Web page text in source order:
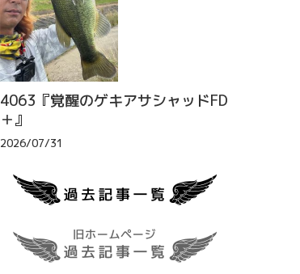
4063『覚醒のゲキアサシャッドFD
＋』
2026/07/31